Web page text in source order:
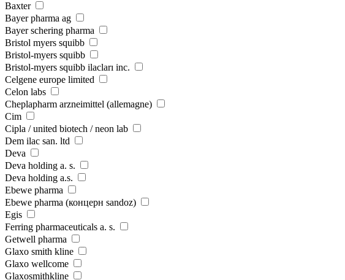
Baxter
Bayer pharma ag
Bayer schering pharma
Bristol myers squibb
Bristol-myers squibb
Bristol-myers squibb ilacları inc.
Celgene europe limited
Celon labs
Cheplapharm arzneimittel (allemagne)
Cim
Cipla / united biotech / neon lab
Dem ilac san. ltd
Deva
Deva holding a. s.
Deva holding a.s.
Ebewe pharma
Ebewe pharma (концерн sandoz)
Egis
Ferring pharmaceuticals a. s.
Getwell pharma
Glaxo smith kline
Glaxo wellcome
Glaxosmithkline